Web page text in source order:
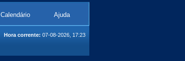
Calendário Ajuda
Hora corrente: 07-08-2026, 17:23